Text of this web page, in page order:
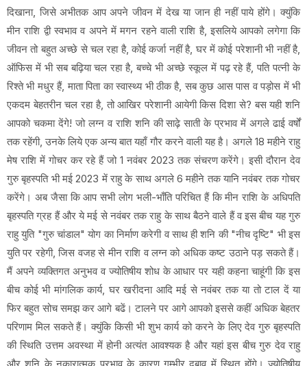
दिखाना, जिसे अभीतक आप अपने जीवन में देख या जान ही नहीं पाये होंगे। क्युंकि
मीन राशि द्वी स्वभाव व अपने में मगन रहने वाली राशि है, इसलिये आपको लगेगा कि
जीवन तो बहुत अच्छे से चल रहा है, कोई कर्जा नहीं है, घर में कोई परेशानी भी नहीं है,
ऑफिस में भी सब बढ़िया चल रहा है, बच्चे भी अच्छे स्कूल में पढ़ रहे हैं, पति पत्नी के
रिश्ते भी मधुर हैं, माता पिता का स्वास्थ्य भी ठीक है, सब कुछ आस पास व पड़ोस में भी
एकदम बेहतरीन चल रहा है, तो आखिर परेशानी आयेगी किस दिशा से? बस यही शनि
आपको चकमा देंगे! जो लग्न व राशि शनि की साढ़े साती के प्रभाव में अगले ढाई वर्षों
तक रहेंगी, उनके लिये एक अन्य बात यहाँ गौर करने वाली यह है। अगले 18 महीने राहु
मेष राशि में गोचर कर रहे हैं जो 1 नवंबर 2023 तक संचरण करेंगे। इसी दौरान देव
गुरु बृहस्पति भी मई 2023 में राहु के साथ अगले 6 महीने तक यानि नवंबर तक गोचर
करेंगे। अब जैसा कि आप सभी लोग भली-भाँति परिचित हैं कि मीन राशि के अधिपति
बृहस्पति ग्रह हैं और ये मई से नवंबर तक राहु के साथ बैठने वाले हैं व इस बीच यह गुरु
राहु युति "गुरु चांडाल" योग का निर्माण करेगी व साथ ही शनि की "नीच दृष्टि" भी इस
युति पर रहेगी, जिस वजह से मीन राशि व लग्न को अधिक कष्ट उठाने पड़ सकते हैं।
मैं अपने व्यक्तिगत अनुभव व ज्योतिषीय शोध के आधार पर यही कहना चाहूंगी कि इस
बीच कोई भी मांगलिक कार्य, घर खरीदना आदि मई से नवंबर तक या तो टाल दें या
फिर बहुत सोच समझ कर आगे बढें। टालने पर आगे आपको इससे कहीं अधिक बेहतर
परिणाम मिल सकते हैं। क्युंकि किसी भी शुभ कार्य को करने के लिए देव गुरु बृहस्पति
की स्थिति उत्तम अवस्था में होनी अत्यंत आवश्यक है और यहां इस बीच गुरु देव राहु